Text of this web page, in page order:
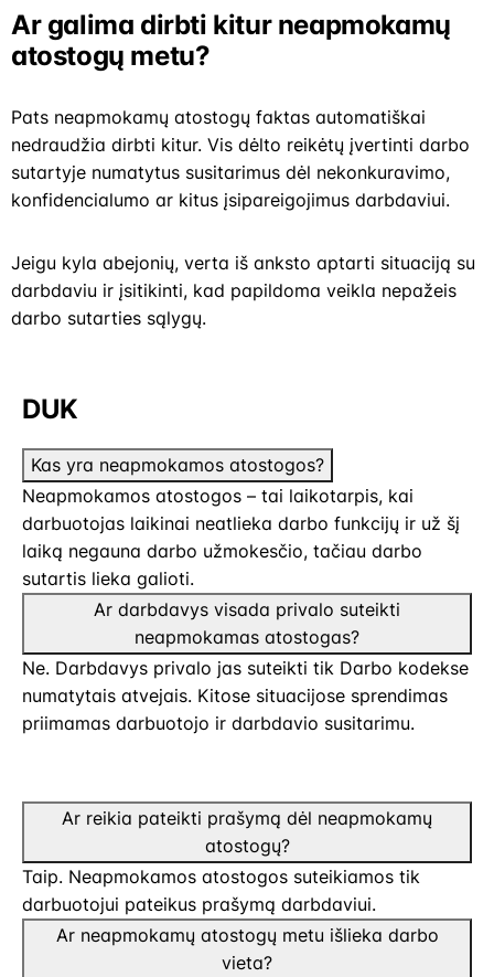
Ar galima dirbti kitur neapmokamų
atostogų metu?
Pats neapmokamų atostogų faktas automatiškai
nedraudžia dirbti kitur. Vis dėlto reikėtų įvertinti darbo
sutartyje numatytus susitarimus dėl nekonkuravimo,
konfidencialumo ar kitus įsipareigojimus darbdaviui.
Jeigu kyla abejonių, verta iš anksto aptarti situaciją su
darbdaviu ir įsitikinti, kad papildoma veikla nepažeis
darbo sutarties sąlygų.
DUK
Kas yra neapmokamos atostogos?
Neapmokamos atostogos – tai laikotarpis, kai
darbuotojas laikinai neatlieka darbo funkcijų ir už šį
laiką negauna darbo užmokesčio, tačiau darbo
sutartis lieka galioti.
Ar darbdavys visada privalo suteikti
neapmokamas atostogas?
Ne. Darbdavys privalo jas suteikti tik Darbo kodekse
numatytais atvejais. Kitose situacijose sprendimas
priimamas darbuotojo ir darbdavio susitarimu.
Ar reikia pateikti prašymą dėl neapmokamų
atostogų?
Taip. Neapmokamos atostogos suteikiamos tik
darbuotojui pateikus prašymą darbdaviui.
Ar neapmokamų atostogų metu išlieka darbo
vieta?